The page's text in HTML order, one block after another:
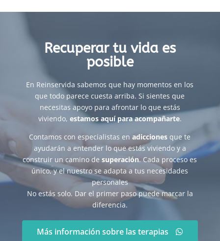
Recuperar tu vida es
posible
En Reinservida sabemos que hay momentos en los
que todo parece cuesta arriba. Si sientes que
necesitas apoyo para afrontar lo que estás
viviendo, estamos aquí para acompañarte.
Contamos con especialistas enadicciones que te
ayudarán a entender lo que estás viviendo y a
construir un camino desuperación. Cada proceso es
único, y el nuestro se adapta a tus necesidades
personales
No estás solo. Dar el primer paso puede marcar la
diferencia.
Más información sobre las terapias